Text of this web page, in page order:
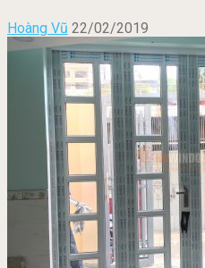
Hoàng Vũ 22/02/2019